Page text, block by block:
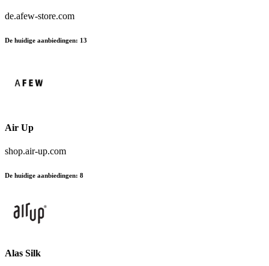
de.afew-store.com
De huidige aanbiedingen: 13
Air Up
shop.air-up.com
De huidige aanbiedingen: 8
Alas Silk